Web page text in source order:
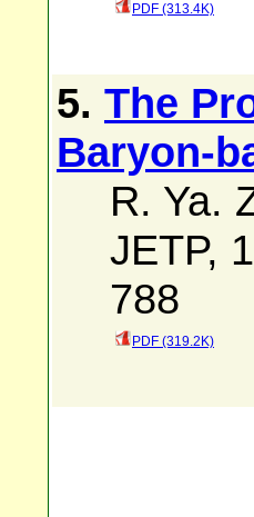
PDF (313.4K)
5. The
Baryon-
R. Ya.
JETP,
788
PDF (319.2K)